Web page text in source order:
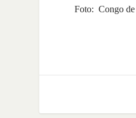
Foto: Congo de